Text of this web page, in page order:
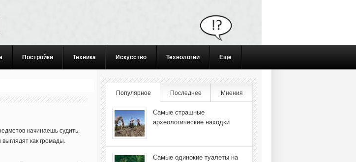
Постройки Техника Искусство Технологии Ещё
начинаешь судить,
как громады.
Популярное Последнее Мнения
Самые страшные
археологические находки
Самые одинокие туалеты на